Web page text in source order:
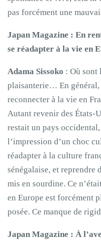
pas forcément une
Japan Magazine : En
se réadapter à la vie en
Adama Sissoko : Où sont
plaisanterie… En
reconnecter à la vie en
Autant revenir des États-
restait un pays
l’impression d’un choc
réadapter à la culture
sénégalaise, et reprendre
mis en sourdine. Ce
en Europe est forcément
posée. Ce manque de
Japan Magazine : À